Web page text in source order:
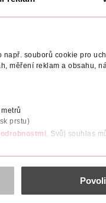
souborů cookie pro
měření reklam a obsahu,
prstu)
. Svůj souhlas
které mohou nést